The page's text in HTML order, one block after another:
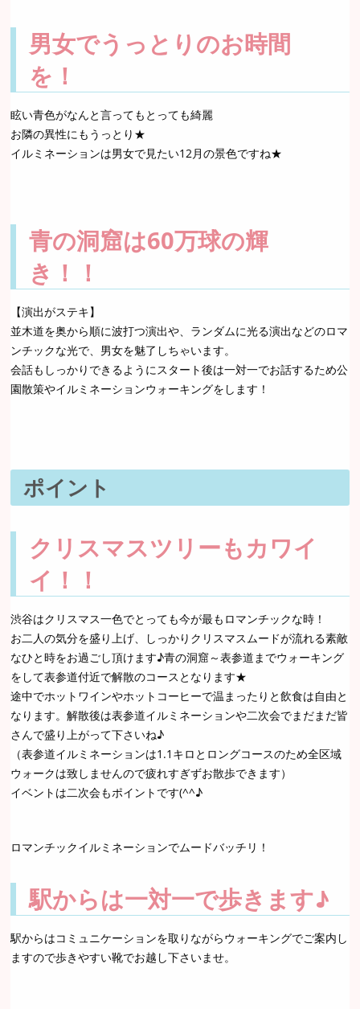
男女でうっとりのお時間
を！
眩い青色がなんと言ってもとっても綺麗
お隣の異性にもうっとり★
イルミネーションは男女で見たい12月の景色ですね★
青の洞窟は60万球の輝
き！！
【演出がステキ】
並木道を奥から順に波打つ演出や、ランダムに光る演出などのロマ
ンチックな光で、男女を魅了しちゃいます。
会話もしっかりできるようにスタート後は一対一でお話するため公
園散策やイルミネーションウォーキングをします！
ポイント
クリスマスツリーもカワイ
イ！！
渋谷はクリスマス一色でとっても今が最もロマンチックな時！
お二人の気分を盛り上げ、しっかりクリスマスムードが流れる素敵
なひと時をお過ごし頂けます♪青の洞窟～表参道までウォーキング
をして表参道付近で解散のコースとなります★
途中でホットワインやホットコーヒーで温まったりと飲食は自由と
なります。解散後は表参道イルミネーションや二次会でまだまだ皆
さんで盛り上がって下さいね♪
（表参道イルミネーションは1.1キロとロングコースのため全区域
ウォークは致しませんので疲れすぎずお散歩できます）
イベントは二次会もポイントです(^^♪
ロマンチックイルミネーションでムードバッチリ！
駅からは一対一で歩きます♪
駅からはコミュニケーションを取りながらウォーキングでご案内し
ますので歩きやすい靴でお越し下さいませ。